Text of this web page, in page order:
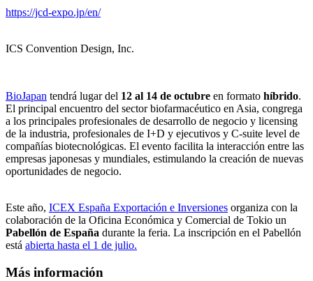
https://jcd-expo.jp/en/
ICS Convention Design, Inc.
BioJapan tendrá lugar del 12 al 14 de octubre en formato híbrido.
El principal encuentro del sector biofarmacéutico en Asia, congrega
a los principales profesionales de desarrollo de negocio y licensing
de la industria, profesionales de I+D y ejecutivos y C-suite level de
compañías biotecnológicas. El evento facilita la interacción entre las
empresas japonesas y mundiales, estimulando la creación de nuevas
oportunidades de negocio.
Este año, ICEX España Exportación e Inversiones organiza con la
colaboración de la Oficina Económica y Comercial de Tokio un
Pabellón de España durante la feria. La inscripción en el Pabellón
está abierta hasta el 1 de julio.
Más información